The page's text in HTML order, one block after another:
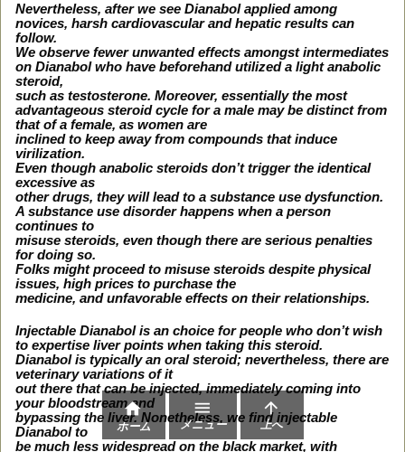
Nevertheless, after we see Dianabol applied among
novices, harsh cardiovascular and hepatic results can
follow.
We observe fewer unwanted effects amongst intermediates
on Dianabol who have beforehand utilized a light anabolic
steroid,
such as testosterone. Moreover, essentially the most
advantageous steroid cycle for a male may be distinct from
that of a female, as women are
inclined to keep away from compounds that induce
virilization.
Even though anabolic steroids don’t trigger the identical
excessive as
other drugs, they will lead to a substance use dysfunction.
A substance use disorder happens when a person
continues to
misuse steroids, even though there are serious penalties
for doing so.
Folks might proceed to misuse steroids despite physical
issues, high prices to purchase the
medicine, and unfavorable effects on their relationships.
Injectable Dianabol is an choice for people who don’t wish
to expertise liver points when taking this steroid.
Dianabol is typically an oral steroid; nevertheless, there are
veterinary variations of it
out there that can be injected, immediately coming into
your bloodstream and
bypassing the liver. Nonetheless, we find injectable
Dianabol to
be much less widespread on the black market, with

ホーム

メニュー

上へ